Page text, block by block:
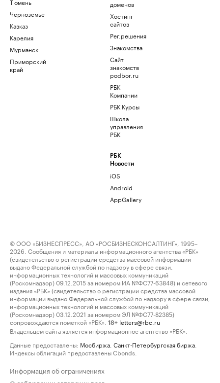
Черноземье
Кавказ
Карелия
Мурманск
Приморский
край
доменов
Хостинг
сайтов
Рег.решения
Знакомства
Сайт
знакомств
podbor.ru
РБК
Компании
РБК Курсы
Школа
управления
РБК
РБК
Новости
iOS
Android
AppGallery
© ООО «БИЗНЕСПРЕСС», АО «РОСБИЗНЕСКОНСАЛТИНГ», 1995–
2026. Сообщения и материалы информационного агентства «РБК»
(свидетельство о регистрации средства массовой информации
выдано Федеральной службой по надзору в сфере связи,
информационных технологий и массовых коммуникаций
(Роскомнадзор) 09.12.2015 за номером ИА №ФС77-63848) и сетевого
издания «РБК» (свидетельство о регистрации средства массовой
информации выдано Федеральной службой по надзору в сфере связи,
информационных технологий и массовых коммуникаций
(Роскомнадзор) 03.12.2021 за номером ЭЛ №ФС77-82385)
сопровождаются пометкой «РБК».
18+ letters@rbc.ru
Владельцем сайта является информационное агентство «РБК».
Данные предоставлены: Мосбиржа Санкт-Петербургская биржа
Индексы облигаций предоставлены Cbonds.
Информация об ограничениях